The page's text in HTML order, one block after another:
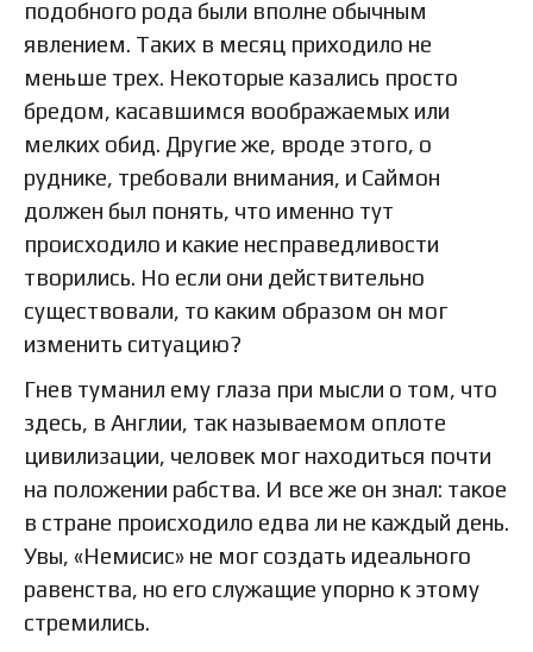
подобного рода были вполне обычным
явлением. Таких в месяц приходило не
меньше трех. Некоторые казались просто
бредом, касавшимся воображаемых или
мелких обид. Другие же, вроде этого, о
руднике, требовали внимания, и Саймон
должен был понять, что именно тут
происходило и какие несправедливости
творились. Но если они действительно
существовали, то каким образом он мог
изменить ситуацию?
Гнев туманил ему глаза при мысли о том, что
здесь, в Англии, так называемом оплоте
цивилизации, человек мог находиться почти
на положении рабства. И все же он знал: такое
в стране происходило едва ли не каждый день.
Увы, «Немисис» не мог создать идеального
равенства, но его служащие упорно к этому
стремились.